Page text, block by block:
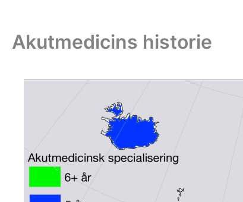
Akutmedicins historie